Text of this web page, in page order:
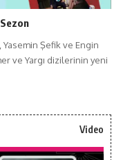
Şefik ve Engin
ve Yargı dizilerinin yeni
Video